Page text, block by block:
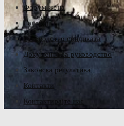
Форум жена
Галерија
Руководство синдиката
Документа за руководство
Законска регулатива
Контакти
Контактирајте нас